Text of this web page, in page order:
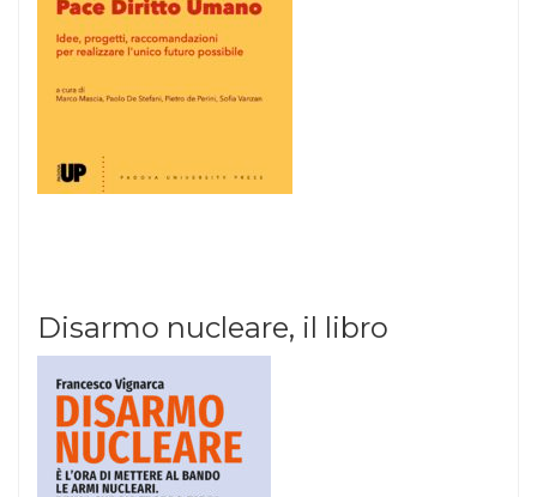
Disarmo nucleare, il libro